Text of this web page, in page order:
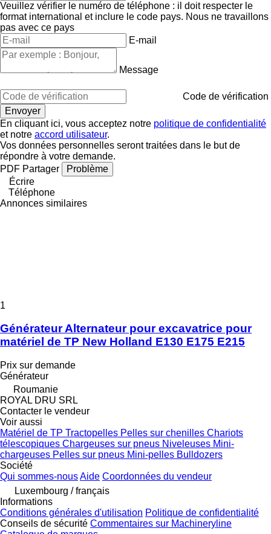
Veuillez vérifier le numéro de téléphone : il doit respecter le
format international et inclure le code pays. Nous ne travaillons
pas avec ce pays
E-mail
Message
Code de vérification
En cliquant ici, vous acceptez notre politique de confidentialité
et notre accord utilisateur.
Vos données personnelles seront traitées dans le but de
répondre à votre demande.
PDF Partager
Problème
Écrire
Téléphone
Annonces similaires
1
Générateur Alternateur pour excavatrice pour
matériel de TP New Holland E130 E175 E215
Prix sur demande
Générateur
Roumanie
ROYAL DRU SRL
Contacter le vendeur
Voir aussi
Matériel de TP Tractopelles Pelles sur chenilles Chariots
télescopiques Chargeuses sur pneus Niveleuses Mini-
chargeuses Pelles sur pneus Mini-pelles Bulldozers
Société
Qui sommes-nousAide Coordonnées du vendeur
Luxembourg / français
Informations
Conditions générales d'utilisation Politique de confidentialité
Conseils de sécurité Commentaires sur Machineryline